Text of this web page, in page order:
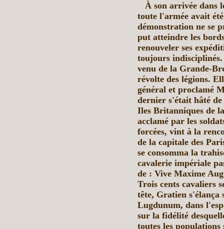
À son arrivée dans
toute l'armée avait
démonstration ne se
put atteindre les
renouveler ses
toujours
venu de la Grande-
révolte des légions.
général et proclamé
dernier s'était hâté
Iles Britanniques de
acclamé par les
forcées, vint à la
de la capitale des
se consomma la
cavalerie impériale
de : Vive Maxime
Trois cents cavaliers
tête, Gratien s'élança
Lugdunum, dans
sur la fidélité
toutes les